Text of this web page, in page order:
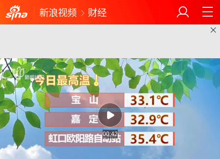
新浪视频 财经
00:42